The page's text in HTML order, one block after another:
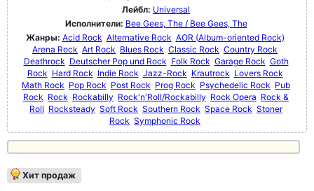
Лейбл: Universal
Исполнители: Bee Gees, The / Bee Gees, The
Жанры: Acid Rock Alternative Rock AOR (Album-oriented Rock)
Arena Rock Art Rock Blues Rock Classic Rock Country Rock
Deathrock Deutscher Pop und Rock Folk Rock Garage Rock Goth
Rock Hard Rock Indie Rock Jazz-Rock Krautrock Lovers Rock
Math Rock Pop Rock Post Rock Prog Rock Psychedelic Rock Pub
Rock Rock Rockabilly Rock'n'Roll/Rockabilly Rock Opera Rock &
Roll Rocksteady Soft Rock Southern Rock Space Rock Stoner
Rock Symphonic Rock
Хит продаж